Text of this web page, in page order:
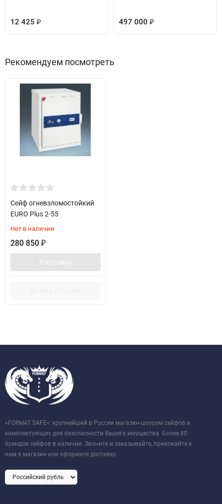
12 425 ₽ 497 000 ₽
Рекомендуем посмотреть
Сейф огневзломостойкий
EURO Plus 2-55
Нет в наличии
280 850 ₽
В корзину
«FORMAT SAFE»: крупнейший в России магазин-шоурум сейфов и
комплектующих для безопасности Вашего имущества. Более 80
брендов сейфов в наличии. Звоните и заказывайте, приезжайте к
нам в магазин или оформите доставку.